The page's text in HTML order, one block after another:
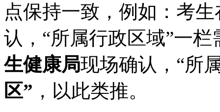
点保持一致，例如：考生
认，“所属行政区域”一栏
生健康局现场确认，“所
区” ，以此类推。